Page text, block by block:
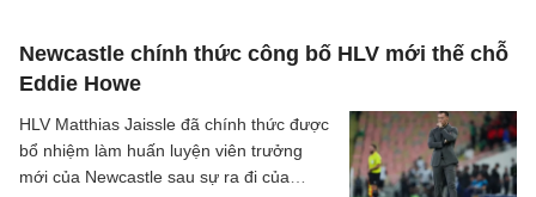
Newcastle chính thức công bố HLV mới thế chỗ
Eddie Howe
HLV Matthias Jaissle đã chính thức được
bổ nhiệm làm huấn luyện viên trưởng
mới của Newcastle sau sự ra đi của